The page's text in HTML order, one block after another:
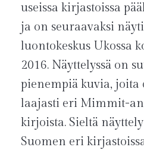
useissa kirjastoissa
ja on seuraavaksi
luontokeskus Ukossa
2016. Näyttelyssä on
pienempiä kuvia,
laajasti eri Mimmit-
kirjoista. Sieltä
Suomen eri